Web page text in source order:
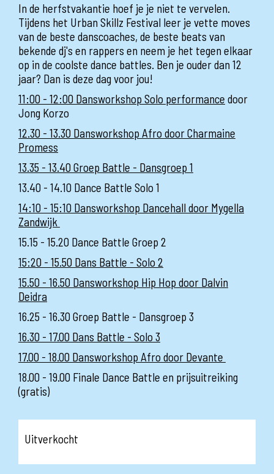
In de herfstvakantie hoef je je niet te vervelen.
Tijdens het Urban Skillz Festival leer je vette moves
van de beste danscoaches, de beste beats van
bekende dj's en rappers en neem je het tegen elkaar
op in de coolste dance battles. Ben je ouder dan 12
jaar? Dan is deze dag voor jou!
11:00 - 12:00 Dansworkshop Solo performance door
Jong Korzo
12.30 - 13.30 Dansworkshop Afro door Charmaine
Promess
13.35 - 13.40 Groep Battle - Dansgroep 1
13.40 - 14.10 Dance Battle Solo 1
14:10 - 15:10 Dansworkshop Dancehall door Mygella
Zandwijk
15.15 - 15.20 Dance Battle Groep 2
15:20 - 15.50 Dans Battle - Solo 2
15.50 - 16.50 Dansworkshop Hip Hop door Dalvin
Deidra
16.25 - 16.30 Groep Battle - Dansgroep 3
16.30 - 17.00 Dans Battle - Solo 3
17.00 - 18.00 Dansworkshop Afro door Devante
18.00 - 19.00 Finale Dance Battle en prijsuitreiking
(gratis)
Uitverkocht